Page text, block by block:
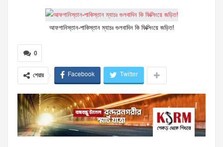
আফগানিস্তান-পাকিস্তান ম্যাচঃ গুলবাদিন কি ফিক্সিংয়ে জড়িত!
0
শেয়ার Facebook Twitter